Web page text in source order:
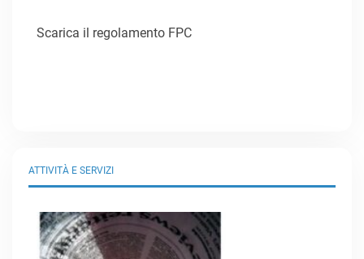
Scarica il regolamento FPC
ATTIVITÀ E SERVIZI